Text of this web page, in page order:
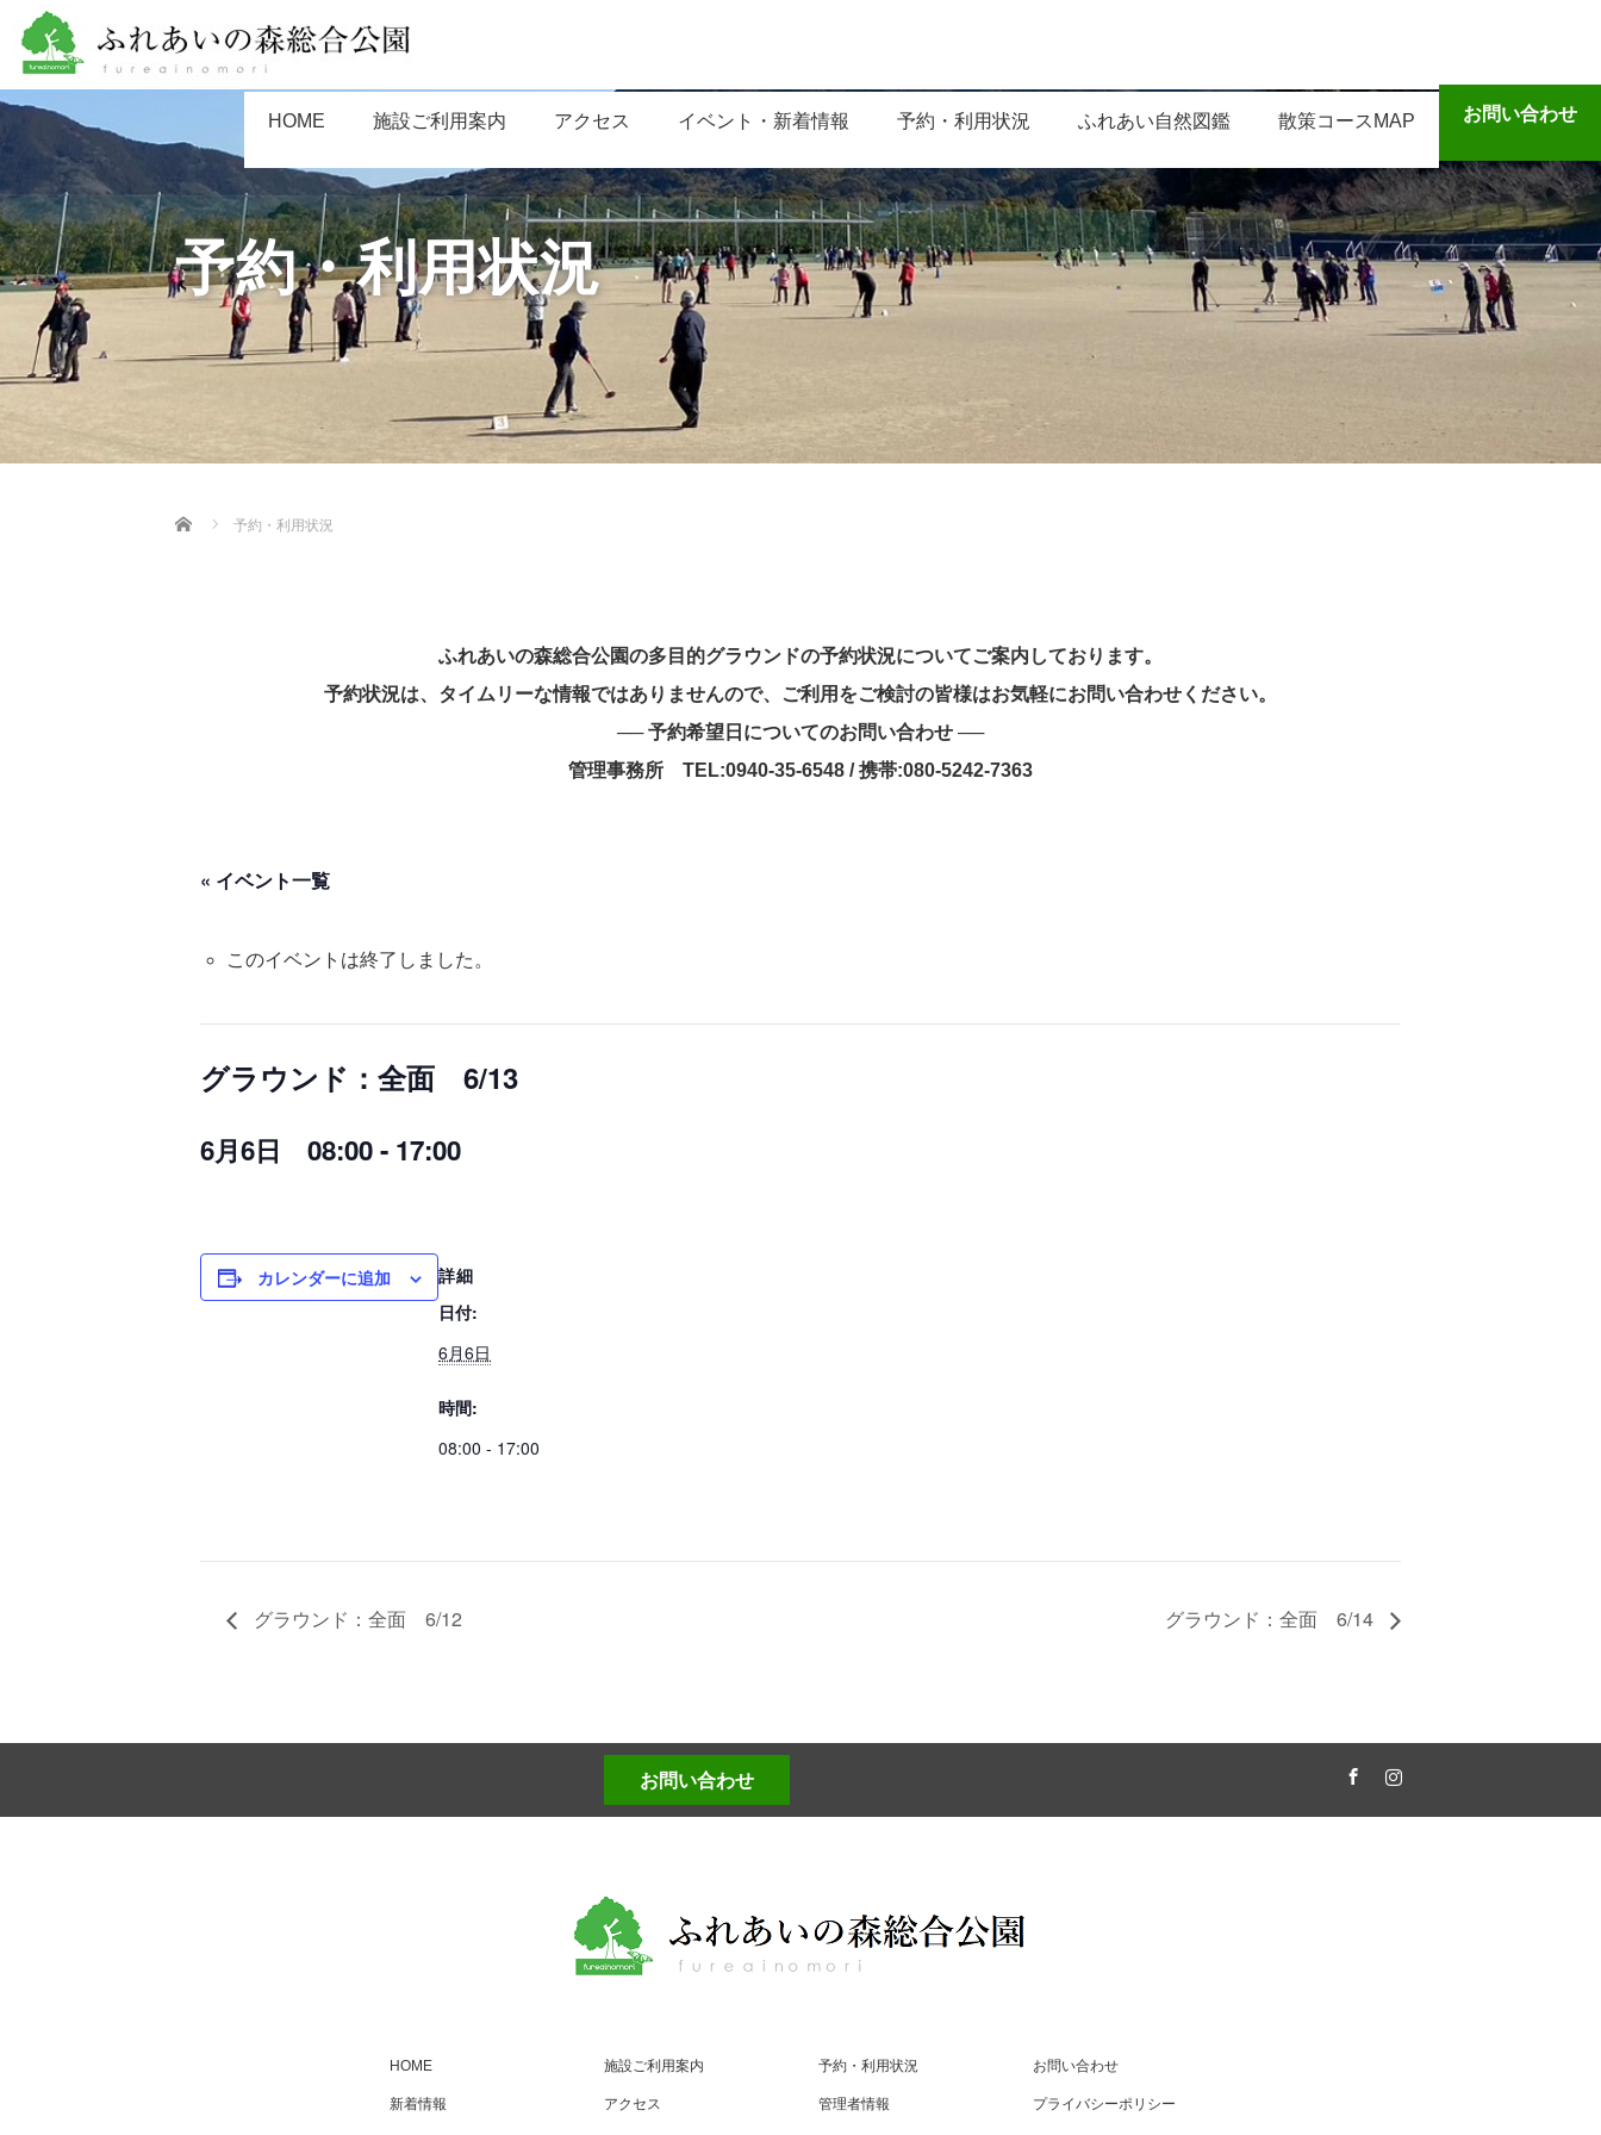
HOME 施設ご利用案内 アクセス イベント・新着情報 予約・利用状況 ふれあい自然図鑑 散策コースMAP お問い合わせ
予約・利用状況
Home 予約・利用状況
ふれあいの森総合公園の多目的グラウンドの予約状況についてご案内しております。
予約状況は、タイムリーな情報ではありませんので、ご利用をご検討の皆様はお気軽にお問い合わせください。
── 予約希望日についてのお問い合わせ ──
管理事務所 TEL:0940-35-6548 / 携帯:080-5242-7363
« イベント一覧
このイベントは終了しました。
グラウンド：全面 6/13
6月6日 08:00- 17:00
カレンダーに追加
詳細
日付:
6月6日
時間:
08:00 - 17:00
グラウンド：全面 6/12 グラウンド：全面 6/14
お問い合わせ
HOME
新着情報
施設ご利用案内
アクセス
予約・利用状況
管理者情報
お問い合わせ
プライバシーポリシー